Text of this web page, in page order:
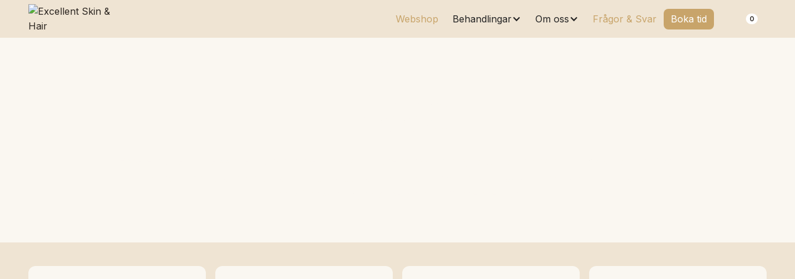
Webshop Behandlingar Om oss Frågor & Svar Boka tid 0